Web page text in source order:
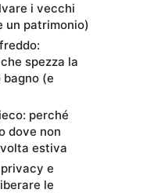
i vecchi
un patrimonio)
spezza la
(e
perché
dove non
estiva
e
le